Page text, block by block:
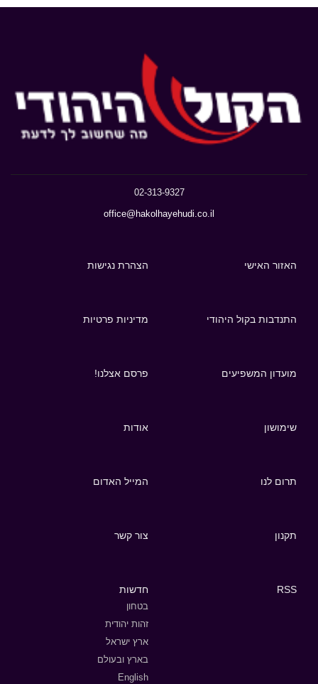
02-313-9327
office@hakolhayehudi.co.il
האזור האישי הצהרת נגישות
התנדבות בקול היהודי מדיניות פרטיות
מועדון המשפיעים פרסם אצלנו!
שימושון אודות
תרום לנו המייל האדום
תקנון צור קשר
RSS חדשות
בטחון
זהות יהודית
ארץ ישראל
בארץ ובעולם
English